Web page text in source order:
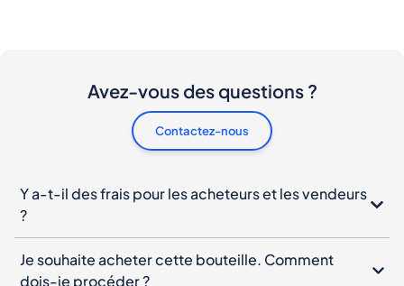
Avez-vous des questions ?
Contactez-nous
Y a-t-il des frais pour les acheteurs et les vendeurs
?
Je souhaite acheter cette bouteille. Comment
dois-je procéder ?